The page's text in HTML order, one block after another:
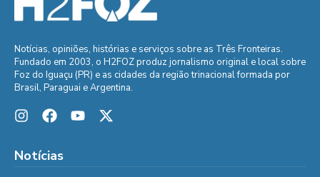
Notícias, opiniões, histórias e serviços sobre as Três Fronteiras.
Fundado em 2003, o H2FOZ produz jornalismo original e local sobre
Foz do Iguaçu (PR) e as cidades da região trinacional formada por
Brasil, Paraguai e Argentina.
Notícias